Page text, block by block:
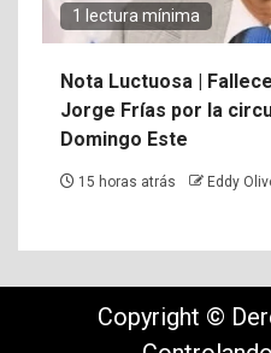
1 lectura mínima
Nota Luctuosa |
Jorge Frías por la
Domingo Este
15 horas atrás Eddy
Copyright ©